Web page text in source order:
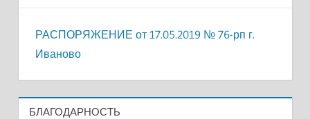
РАСПОРЯЖЕНИЕ от 17.05.2019 № 76-рп г.
Иваново
БЛАГОДАРНОСТЬ